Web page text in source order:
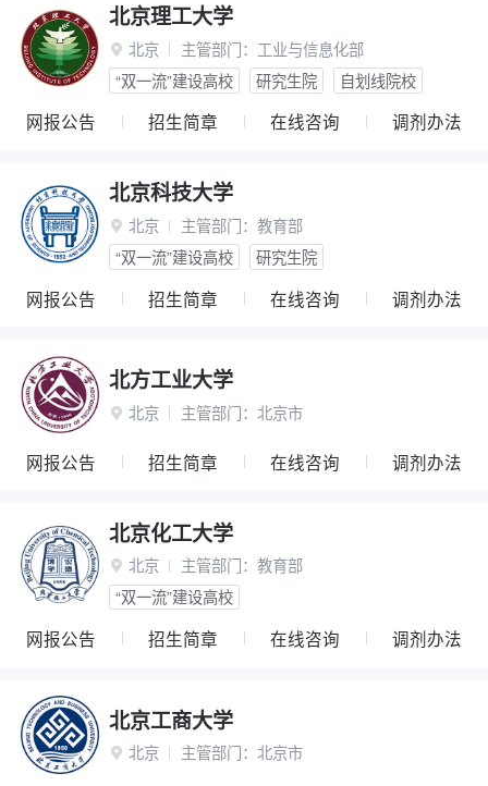
北京理工大学
 北京 主管部门： 工业与信息化部
“双一流”建设高校
研究生院 自划线院校
网报公告 招生简章 在线咨询 调剂办法
北京科技大学
 北京 主管部门： 教育部
“双一流”建设高校
研究生院
网报公告 招生简章 在线咨询 调剂办法
北方工业大学
 北京 主管部门： 北京市
网报公告 招生简章 在线咨询 调剂办法
北京化工大学
 北京 主管部门： 教育部
“双一流”建设高校
网报公告 招生简章 在线咨询 调剂办法
北京工商大学
 北京 主管部门： 北京市